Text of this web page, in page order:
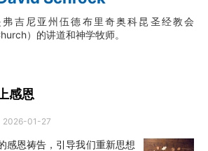
成员制与教会纪律
正體中文
葡萄牙语
俄语
达里语
波斯语
土耳其语
弗吉尼亚州伍德布里奇奥科昆圣经教会
）的讲道和神学牧师。
感恩
2026-01-27
感恩祷告，引导我们重新思想